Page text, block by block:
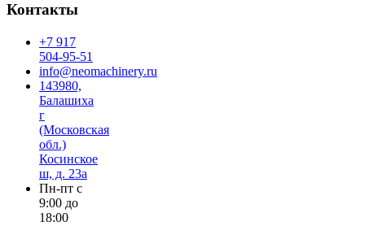
Контакты
+7 917
504-95-51
info@neomachinery.ru
143980,
Балашиха
г
(Московская
обл.)
Косинское
ш, д. 23а
Пн-пт с
9:00 до
18:00